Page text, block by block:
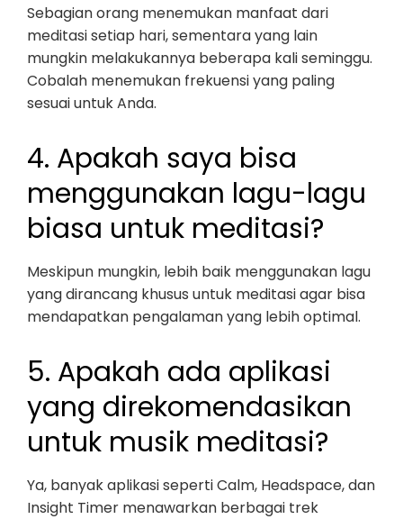
Sebagian orang menemukan manfaat dari
meditasi setiap hari, sementara yang lain
mungkin melakukannya beberapa kali seminggu.
Cobalah menemukan frekuensi yang paling
sesuai untuk Anda.
4. Apakah saya bisa
menggunakan lagu-lagu
biasa untuk meditasi?
Meskipun mungkin, lebih baik menggunakan lagu
yang dirancang khusus untuk meditasi agar bisa
mendapatkan pengalaman yang lebih optimal.
5. Apakah ada aplikasi
yang direkomendasikan
untuk musik meditasi?
Ya, banyak aplikasi seperti Calm, Headspace, dan
Insight Timer menawarkan berbagai trek